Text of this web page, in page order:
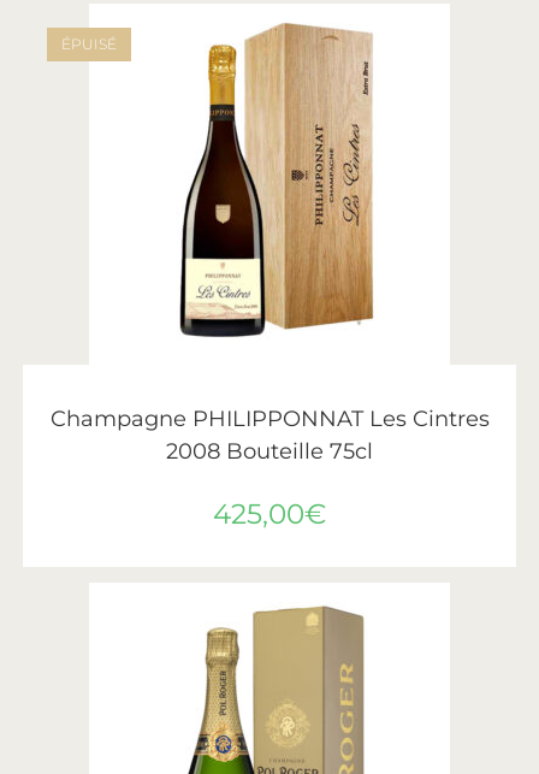
ÉPUISÉ
Champagne PHILIPPONNAT Les Cintres
2008 Bouteille 75cl
425,00€